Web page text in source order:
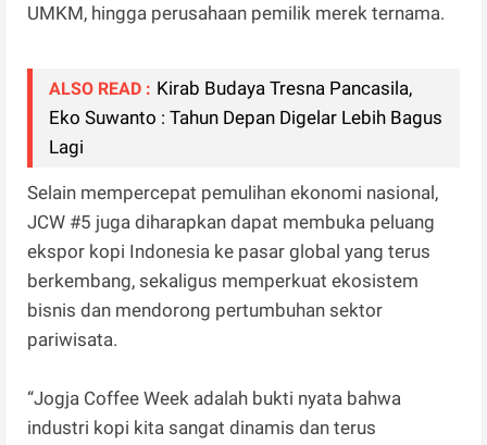
UMKM, hingga perusahaan pemilik merek ternama.
ALSO READ : Kirab Budaya Tresna Pancasila,
Eko Suwanto : Tahun Depan Digelar Lebih Bagus
Lagi
Selain mempercepat pemulihan ekonomi nasional,
JCW #5 juga diharapkan dapat membuka peluang
ekspor kopi Indonesia ke pasar global yang terus
berkembang, sekaligus memperkuat ekosistem
bisnis dan mendorong pertumbuhan sektor
pariwisata.
“Jogja Coffee Week adalah bukti nyata bahwa
industri kopi kita sangat dinamis dan terus